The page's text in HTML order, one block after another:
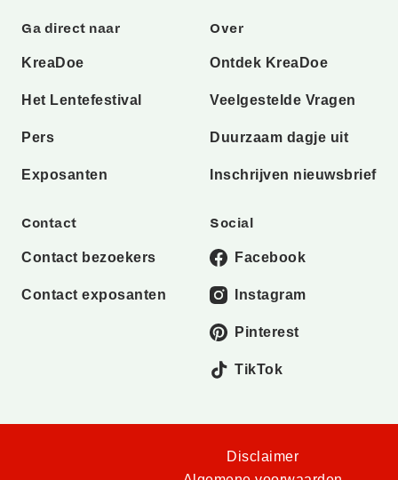
Ga direct naar
KreaDoe
Het Lentefestival
Pers
Exposanten
Over
Ontdek KreaDoe
Veelgestelde Vragen
Duurzaam dagje uit
Inschrijven nieuwsbrief
Contact
Contact bezoekers
Contact exposanten
Social
Facebook
Instagram
Pinterest
TikTok
Disclaimer